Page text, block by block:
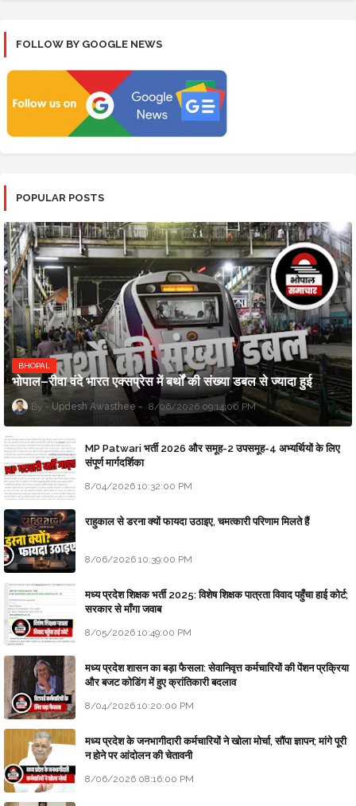
FOLLOW BY GOOGLE NEWS
POPULAR POSTS
BHOPAL
भोपाल–रीवा वंदे भारत एक्सप्रेस में बर्थों की संख्या डबल से ज्यादा हुई
Updesh Awasthee 8/06/2026 09:14:00 PM
MP Patwari भर्ती 2026 और समूह-2 उपसमूह-4 अभ्यर्थियों के लिए
संपूर्ण मार्गदर्शिका
8/04/2026 10:32:00 PM
राहुकाल से डरना क्यों फायदा उठाइए, चमत्कारी परिणाम मिलते हैं
8/06/2026 10:39:00 PM
मध्य प्रदेश शिक्षक भर्ती 2025: विशेष शिक्षक पात्रता विवाद पहुँचा हाई कोर्ट;
सरकार से माँगा जवाब
8/05/2026 10:49:00 PM
मध्य प्रदेश शासन का बड़ा फैसला: सेवानिवृत्त कर्मचारियों की पेंशन प्रक्रिया
और बजट कोडिंग में हुए क्रांतिकारी बदलाव
8/04/2026 10:20:00 PM
मध्य प्रदेश के जनभागीदारी कर्मचारियों ने खोला मोर्चा, सौंपा ज्ञापन; मांगे पूरी
न होने पर आंदोलन की चेतावनी
8/06/2026 08:16:00 PM